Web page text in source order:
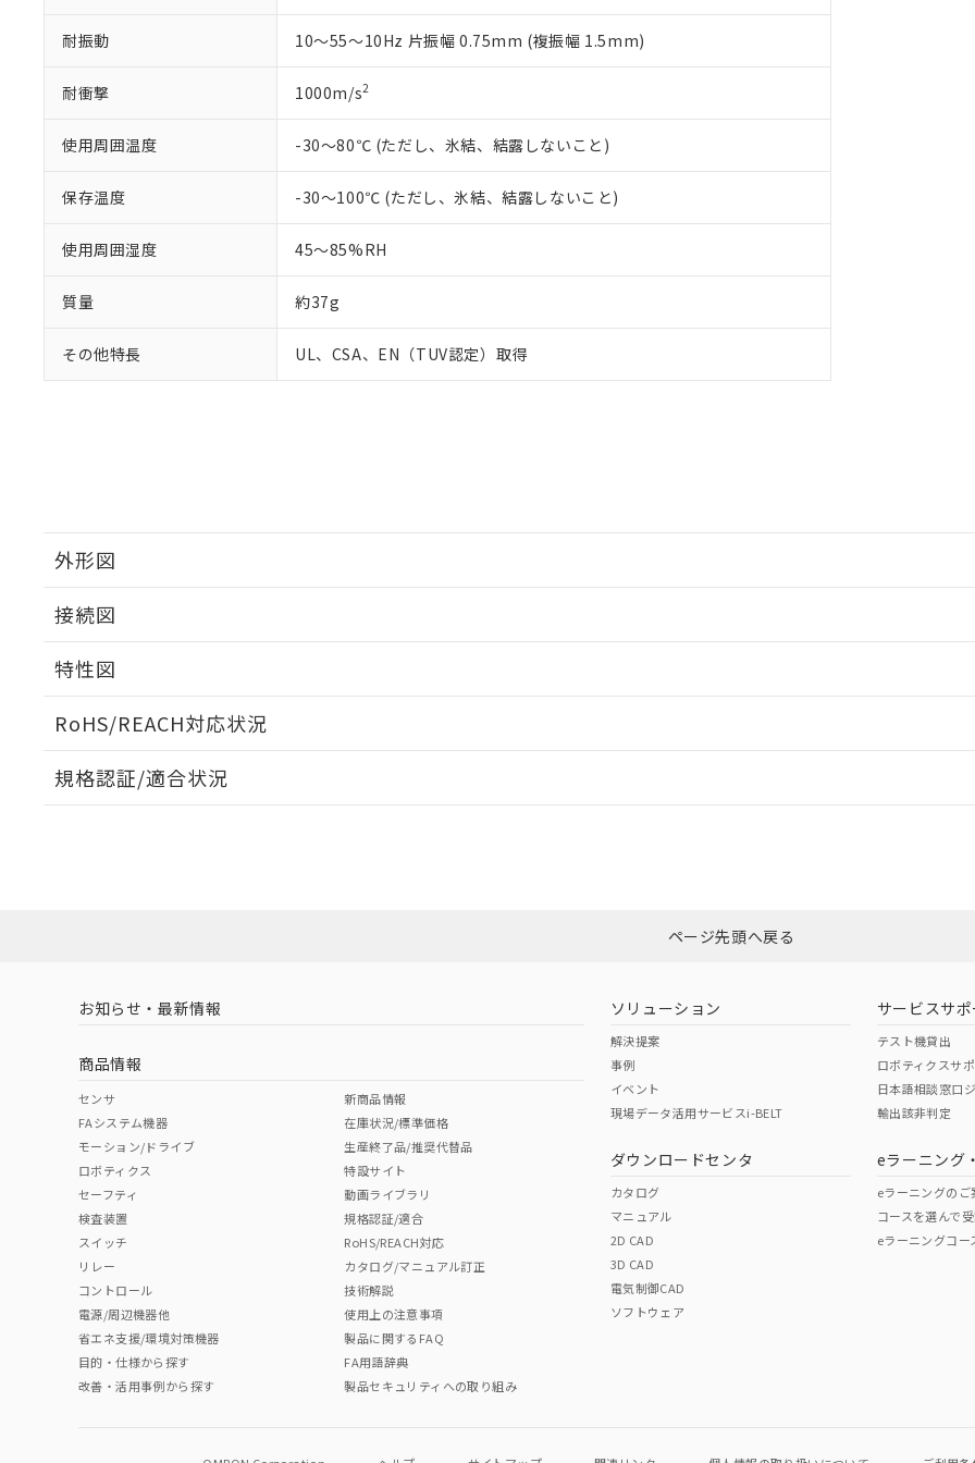
耐振動 10～55～10Hz 片振幅 0.75mm (複振幅 1.5mm)
耐衝撃 1000m/s2
使用周囲温度 -30～80℃ (ただし、氷結、結露しないこと)
保存温度 -30～100℃ (ただし、氷結、結露しないこと)
使用周囲湿度 45～85%RH
質量 約37g
その他特長 UL、CSA、EN（TUV認定）取得
外形図
取りつけ穴加工図
接続図
特性図
RoHS/REACH対応状況
EU RoHS 注意事項・凡例
ダウンロードはこちら
中国 RoHS 注意事項・凡例
中国 RoHS表
Pb Hg Cr(VI)
"対応済み"や非含有の記載がされた商品であっても、流通在庫等で未対応品が混在する可能性があります。
非含有品が必要な際は、弊社営業部門もしくは販売店へお問い合わせください。
規格認証/適合状況
（イギリス
（ノルウェー
（日本
（アメリカ
この製品の規格認証/適合
その他の認証はこちらのページからご
ページ先頭へ戻る
お知らせ・最新情報
商品情報
センサ
FAシステム機器
モーション/ドライブ
ロボティクス
セーフティ
検査装置
スイッチ
リレー
コントロール
電源/周辺機器他
省エネ支援/環境対策機器
目的・仕様から探す
改善・活用事例から探す
新商品情報
在庫状況/標準価格
生産終了品/推奨代替品
特設サイト
動画ライブラリ
規格認証/適合
RoHS/REACH対応
カタログ/マニュアル訂正
技術解説
使用上の注意事項
製品に関するFAQ
FA用語辞典
製品セキュリティへの取り組み
ソリューション
解決提案
事例
イベント
現場データ活用サービスi-BELT
ダウンロードセンタ
カタログ
マニュアル
2D CAD
3D CAD
電気制御CAD
ソフトウェア
サービスサポ
テスト機貸出
ロボティクスサ
日本語相談窓口
輸出該非判定
eラーニング
eラーニングのご
コースを選んで
eラーニングコー